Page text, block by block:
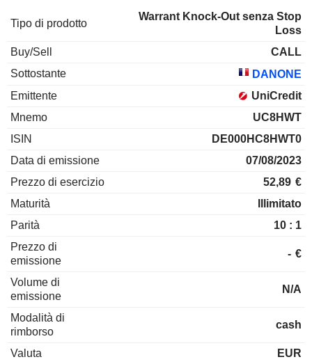
Tipo di prodotto
Warrant Knock-Out senza Stop
Loss
Buy/Sell
CALL
Sottostante
DANONE
Emittente
UniCredit
Mnemo
UC8HWT
ISIN
DE000HC8HWT0
Data di emissione
07/08/2023
Prezzo di esercizio
52,89 €
Maturità
Illimitato
Parità
10 : 1
Prezzo di
emissione
- €
Volume di
emissione
N/A
Modalità di
rimborso
cash
Valuta EUR